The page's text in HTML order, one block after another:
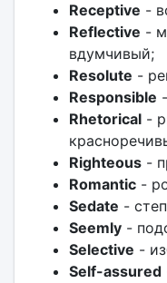
Receptive -
Reflective -
вдумчивый;
Resolute -
Responsible
Rhetorical-
Righteous-
Romantic-
Sedate -
Seemly-
Selective -
Self-assured